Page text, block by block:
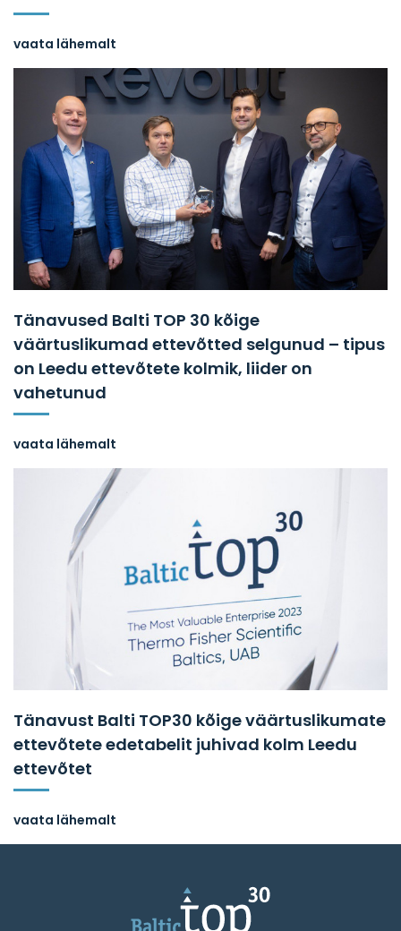
vaata lähemalt
Tänavused Balti TOP 30 kõige
väärtuslikumad ettevõtted selgunud – tipus
on Leedu ettevõtete kolmik, liider on
vahetunud
vaata lähemalt
Tänavust Balti TOP30 kõige väärtuslikumate
ettevõtete edetabelit juhivad kolm Leedu
ettevõtet
vaata lähemalt